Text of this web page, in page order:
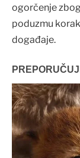
ogorčenje
poduzmu
događaje.